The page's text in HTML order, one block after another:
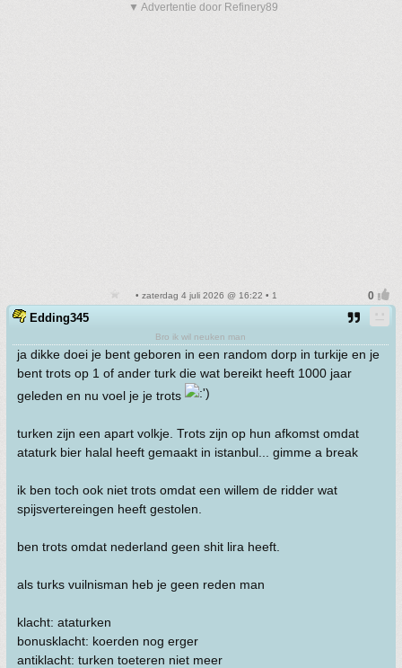
▼ Advertentie door Refinery89
• zaterdag 4 juli 2026 @ 16:22 • 1
Edding345
Bro ik wil neuken man
ja dikke doei je bent geboren in een random dorp in turkije en je
bent trots op 1 of ander turk die wat bereikt heeft 1000 jaar
geleden en nu voel je je trots
turken zijn een apart volkje. Trots zijn op hun afkomst omdat
ataturk bier halal heeft gemaakt in istanbul... gimme a break
ik ben toch ook niet trots omdat een willem de ridder wat
spijsvertereingen heeft gestolen.
ben trots omdat nederland geen shit lira heeft.
als turks vuilnisman heb je geen reden man
klacht: ataturken
bonusklacht: koerden nog erger
antiklacht: turken toeteren niet meer